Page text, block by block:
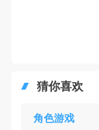
猜你喜欢
角色游戏